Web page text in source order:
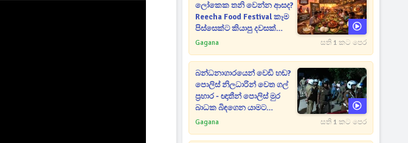
ලෝකෙක තනි වෙන්න ආසද?
Reecha Food Festival කෑම
පිස්සෙක්ට කියාපු දවසක්
මෙන්න
Gagana සති 1 කට පෙර
බන්ධනාගාරයෙන් වෙඩි හඬ?
පොලිස් නිලධාරින් වෙත ගල්
ප්‍රහාර - ඥාතීන් පොලිස් මුර
බාධක බිඳගෙන යාමට
උත්සාහයක [VIDEO]
Gagana සති 1 කට පෙර